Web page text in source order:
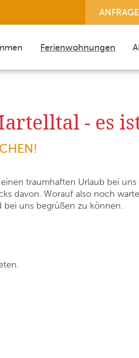
Ferienwohnungen
- es
traumhaften Urlaub bei uns
davon. Worauf also noch
bei uns begrüßen zu können.